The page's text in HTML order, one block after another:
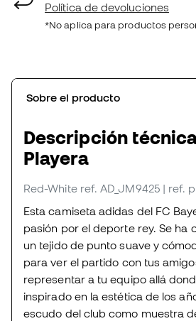
Política de devoluciones
*No aplica para productos
Sobre el producto
Descripción
Playera
Red-White ref. AD_JM9425 | ref.
Esta camiseta adidas del FC
pasión por el deporte rey. Se ha
un tejido de punto suave y
para ver el partido con tus
representar a tu equipo allá
inspirado en la estética de los
escudo del club como muestra